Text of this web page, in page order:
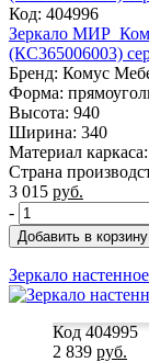
Код: 404996
Зеркало
(КС365006003)
Бренд: Комус
Форма:
Высота: 940
Ширина: 340
Материал
Страна
3 015 руб.
-
Добавить в корзину
Зеркало
Код 404995
2 839 руб.